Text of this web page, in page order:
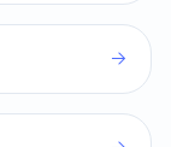
→